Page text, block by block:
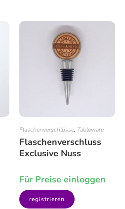
Flaschenverschlüsse, Tableware
Flaschenverschluss
Exclusive Nuss
Für Preise einloggen
registrieren